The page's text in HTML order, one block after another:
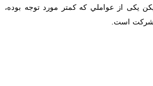
یکی از عواملي كه كمتر مورد توجه بوده­،
شركت است.